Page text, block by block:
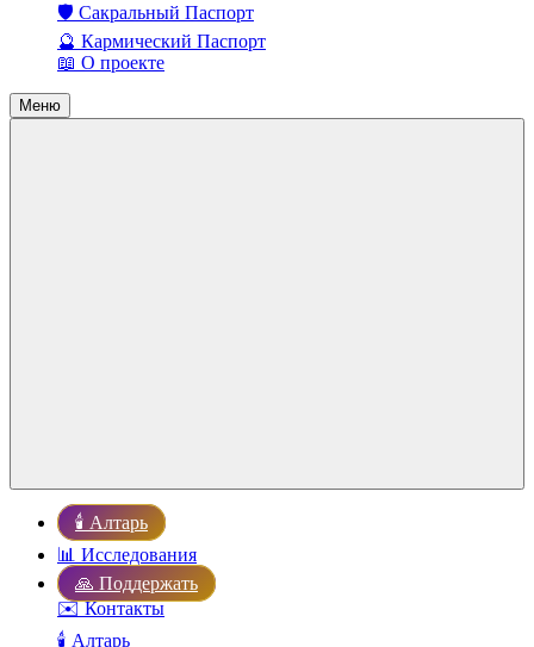
🛡️ Сакральный Паспорт
🔮 Кармический Паспорт
📖 О проекте
Меню
🕯️ Алтарь
📊 Исследования
🙏 Поддержать
✉️ Контакты
🕯️ Алтарь